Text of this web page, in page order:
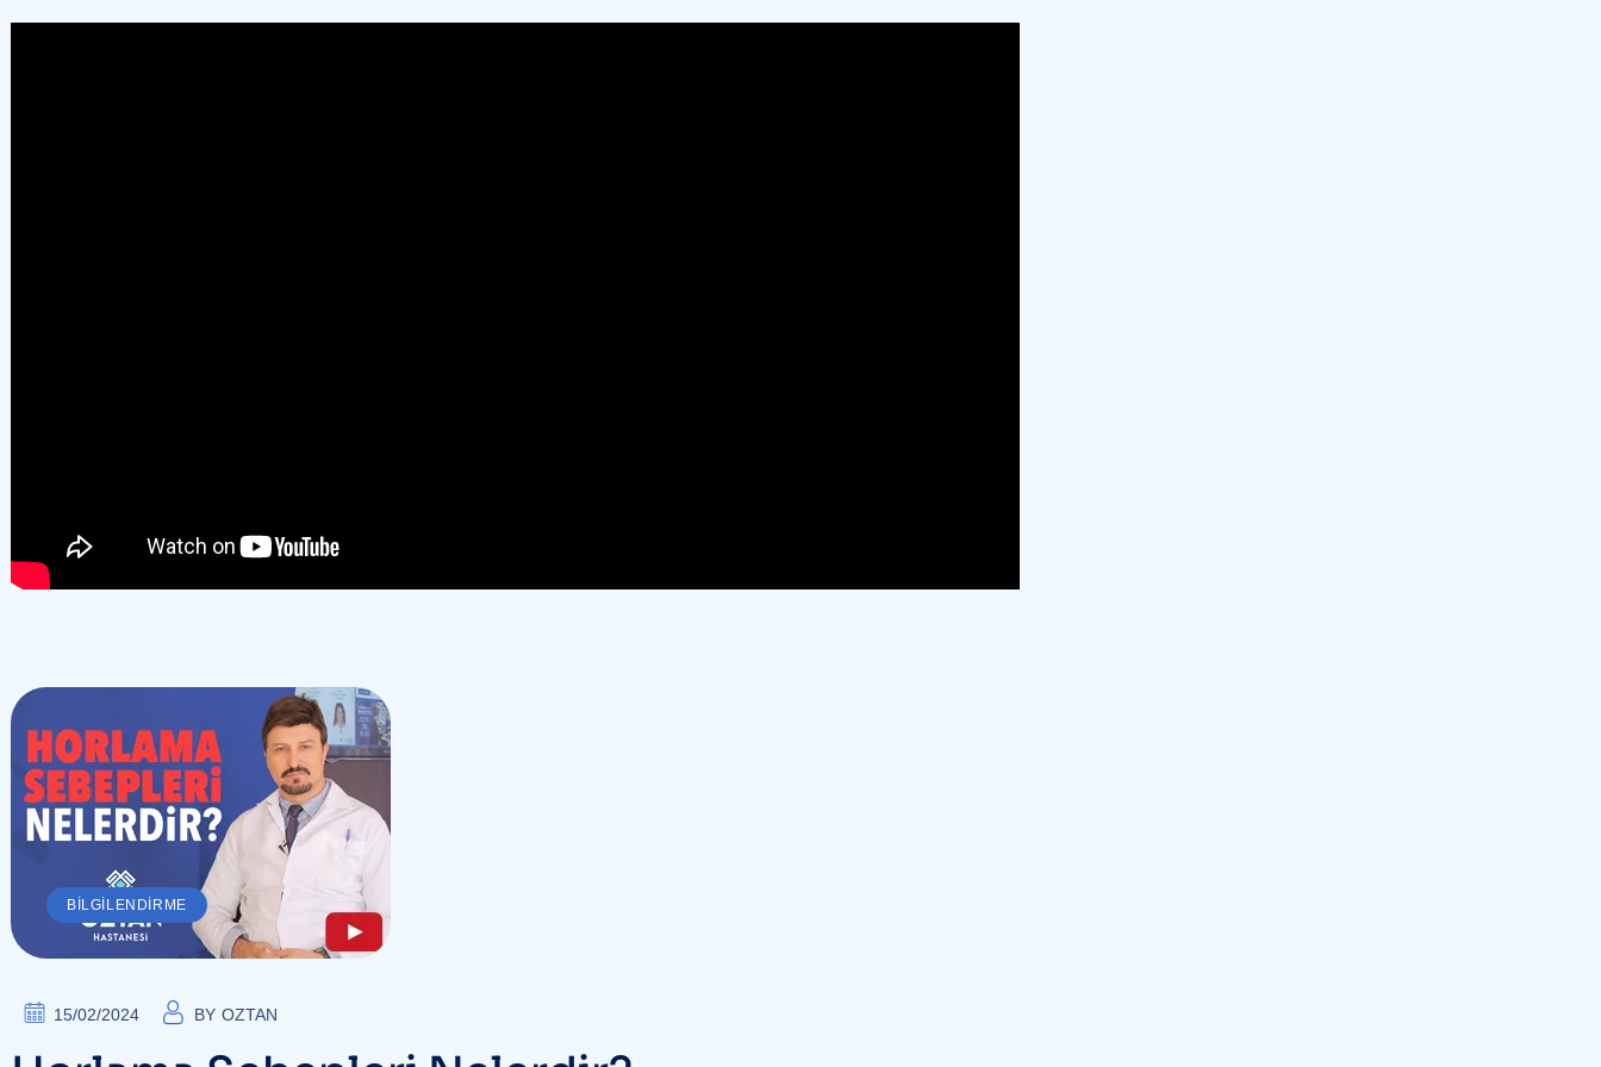
BILGILENDIRME
15/02/2024 BY OZTAN